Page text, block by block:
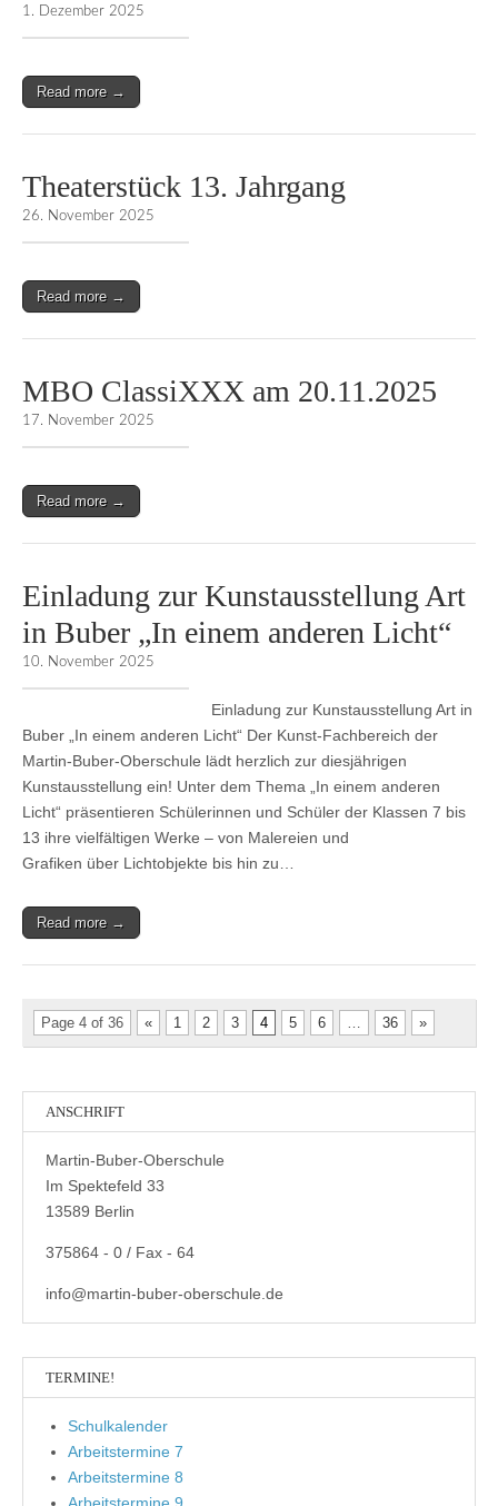
1. Dezember 2025
Read more →
Theaterstück 13. Jahrgang
26. November 2025
Read more →
MBO ClassiXXX am 20.11.2025
17. November 2025
Read more →
Einladung zur Kunstausstellung Art
in Buber „In einem anderen Licht“
10. November 2025
Einladung zur Kunstausstellung Art in
Buber „In einem anderen Licht“ Der Kunst-Fachbereich der
Martin-Buber-Oberschule lädt herzlich zur diesjährigen
Kunstausstellung ein! Unter dem Thema „In einem anderen
Licht“ präsentieren Schülerinnen und Schüler der Klassen 7 bis
13 ihre vielfältigen Werke – von Malereien und
Grafiken über Lichtobjekte bis hin zu…
Read more →
Page 4 of 36 « 1 2 3 4 5 6 … 36 »
ANSCHRIFT
Martin-Buber-Oberschule
Im Spektefeld 33
13589 Berlin
375864 - 0 / Fax - 64
info@martin-buber-oberschule.de
TERMINE!
Schulkalender
Arbeitstermine 7
Arbeitstermine 8